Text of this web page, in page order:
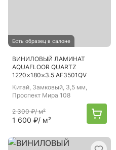
Есть образец в салоне
ВИНИЛОВЫЙ ЛАМИНАТ
AQUAFLOOR QUARTZ
1220×180×3.5 AF3501QV
Китай, Замковый, 3,5 мм,
Проспект Мира 108
2 300 ₽/ м²
1 600 ₽/ м²